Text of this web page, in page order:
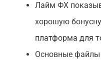
Лайм ФХ
хорошую
платформа для
Основные файлы